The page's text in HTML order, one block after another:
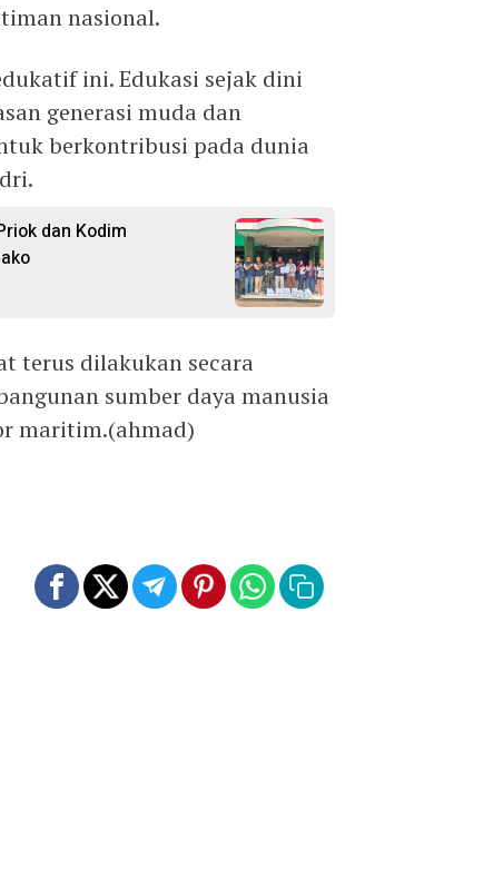
nasional.
ini. Edukasi sejak dini
generasi muda dan
berkontribusi pada dunia
dan Kodim
terus dilakukan secara
sumber daya manusia
maritim.(ahmad)